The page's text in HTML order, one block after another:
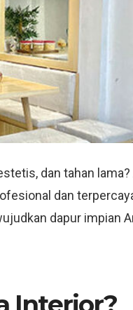
dan tahan
dan
dapur impian